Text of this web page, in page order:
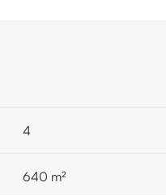
4
640 m²